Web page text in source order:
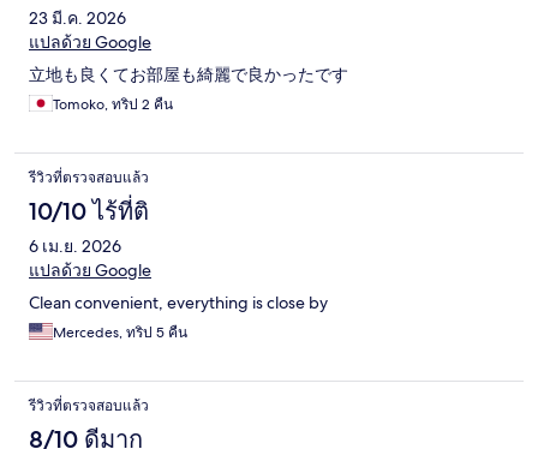
23 มี.ค. 2026
แปลด้วย Google
立地も良くてお部屋も綺麗で良かったです
Tomoko, ทริป 2 คืน
รีวิวที่ตรวจสอบแล้ว
10/10 ไร้ที่ติ
6 เม.ย. 2026
แปลด้วย Google
Clean convenient, everything is close by
Mercedes, ทริป 5 คืน
รีวิวที่ตรวจสอบแล้ว
8/10 ดีมาก